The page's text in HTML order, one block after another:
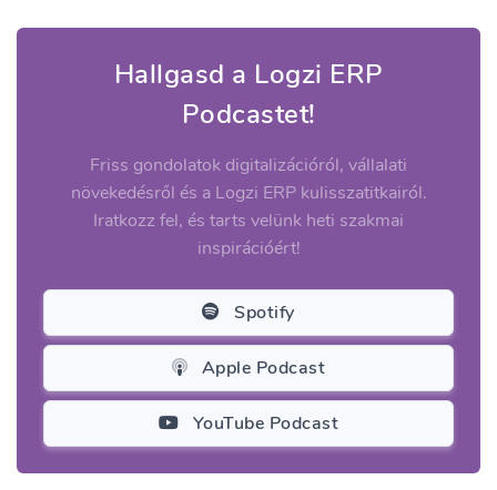
Hallgasd a Logzi ERP
Podcastet!
Friss gondolatok digitalizációról, vállalati
növekedésről és a Logzi ERP kulisszatitkairól.
Iratkozz fel, és tarts velünk heti szakmai
inspirációért!
Spotify
Apple Podcast
YouTube Podcast